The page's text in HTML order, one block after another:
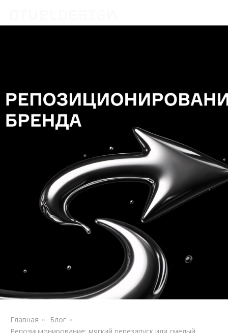
Главная » Блог »
Репозиционирование: мягкий перезапуск или смелый